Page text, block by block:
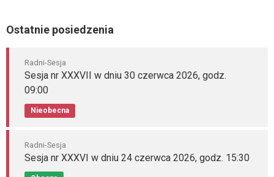
Ostatnie posiedzenia
Radni-Sesja
Sesja nr XXXVII w dniu 30 czerwca 2026, godz.
09:00
Nieobecna
Radni-Sesja
Sesja nr XXXVI w dniu 24 czerwca 2026, godz. 15:30